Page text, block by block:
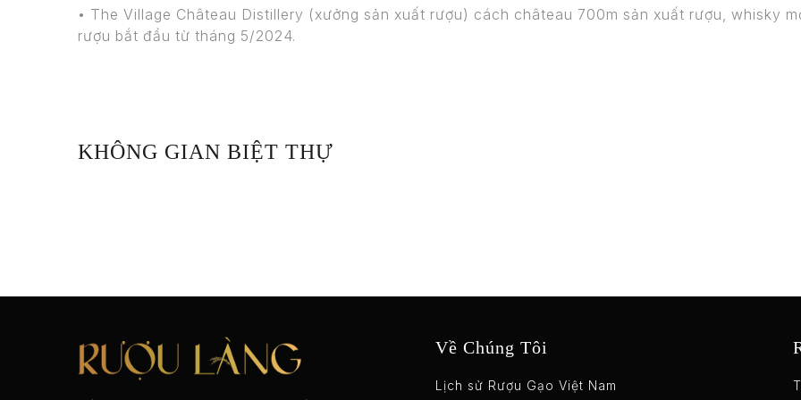
• The Village Château Distillery (xưởng sản xuất rượu) cách château 700m sản xuất rượu, whisky
rượu bắt đầu từ tháng 5/2024.
KHÔNG GIAN BIỆT THỰ
Không gian chung
Về Chúng Tôi
Lịch sử Rượu Gạo Việt Nam